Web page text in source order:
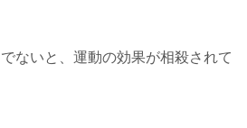
ないと、運動の効果が相殺されて